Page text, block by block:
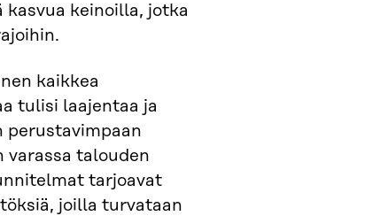
kasvua keinoilla, jotka
kaikkea
tulisi laajentaa ja
perustavimpaan
varassa talouden
tarjoavat
joilla turvataan